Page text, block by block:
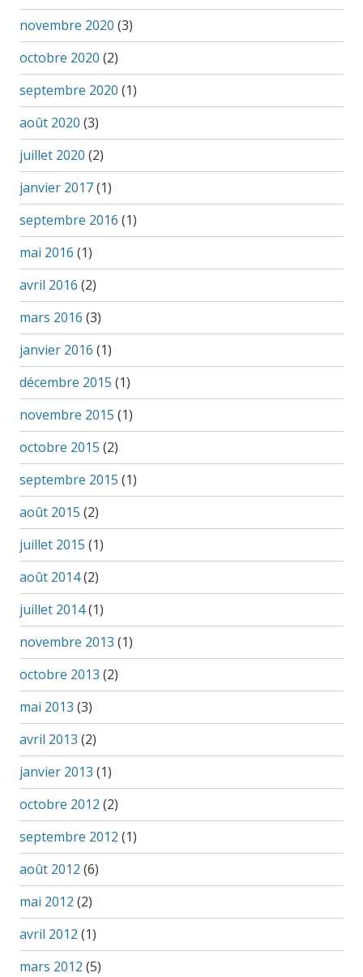
novembre 2020 (3)
octobre 2020 (2)
septembre 2020 (1)
août 2020 (3)
juillet 2020 (2)
janvier 2017(1)
septembre 2016 (1)
mai 2016 (1)
avril 2016 (2)
mars 2016 (3)
janvier 2016 (1)
décembre 2015 (1)
novembre 2015 (1)
octobre 2015 (2)
septembre 2015 (1)
août 2015 (2)
juillet 2015 (1)
août 2014(2)
juillet 2014(1)
novembre 2013 (1)
octobre 2013 (2)
mai 2013 (3)
avril 2013 (2)
janvier 2013 (1)
octobre 2012 (2)
septembre 2012 (1)
août 2012 (6)
mai 2012 (2)
avril 2012 (1)
mars 2012 (5)